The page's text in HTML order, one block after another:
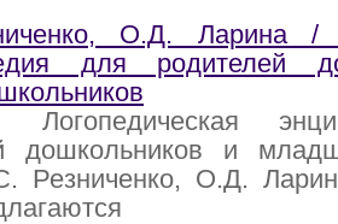
О.Д. Ларина /
для родителей
Логопедическая
дошкольников и
Резниченко, О.Д.